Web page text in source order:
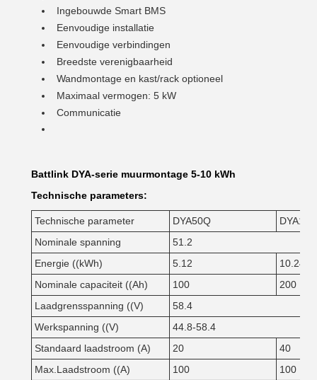
Ingebouwde Smart BMS
Eenvoudige installatie
Eenvoudige verbindingen
Breedste verenigbaarheid
Wandmontage en kast/rack optioneel
Maximaal vermogen: 5 kW
Communicatie
Battlink DYA-serie muurmontage 5-10 kWh
Technische parameters:
Technische parameter DYA50Q
Nominale spanning
51.2
Energie ((kWh)
5.12
10.24
Nominale capaciteit ((Ah)
100
200
Laadgrensspanning ((V)
58.4
Werkspanning ((V)
44.8-58.4
Standaard laadstroom (A)
20
40
Max.Laadstroom ((A)
100
100